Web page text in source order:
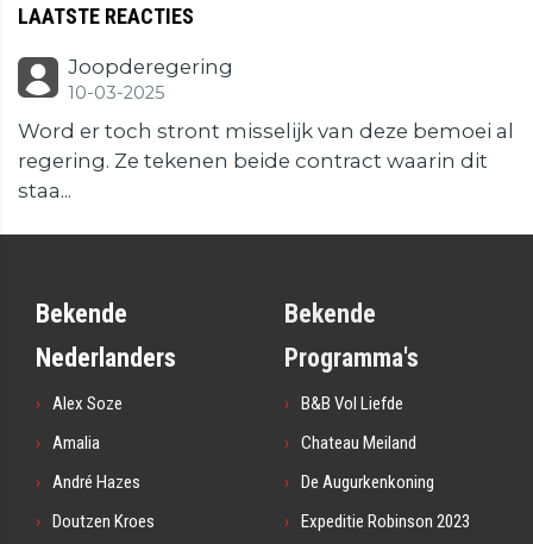
LAATSTE REACTIES
Joopderegering
10-03-2025
Word er toch stront misselijk van deze bemoei al
regering. Ze tekenen beide contract waarin dit
staa...
Bekende
Nederlanders
Alex Soze
Amalia
André Hazes
Doutzen Kroes
Bekende
Programma's
B&B Vol Liefde
Chateau Meiland
De Augurkenkoning
Expeditie Robinson 2023